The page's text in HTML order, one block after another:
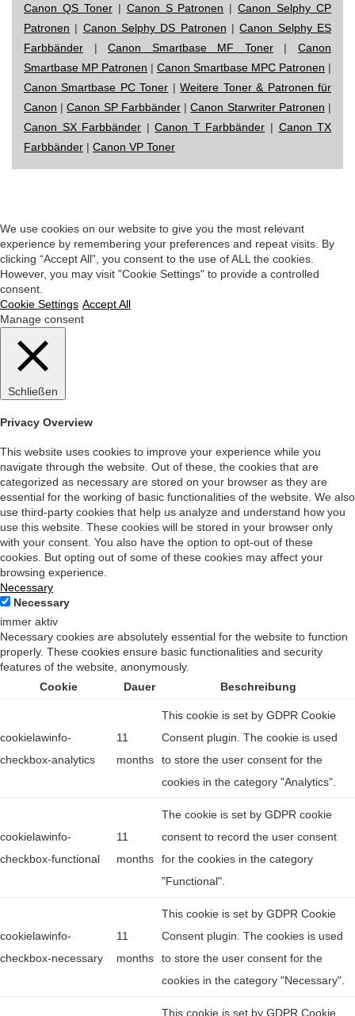
Canon QS Toner| Canon S Patronen |Canon Selphy CP
Patronen | Canon Selphy DS Patronen |Canon Selphy ES
Farbbänder |Canon Smartbase MF Toner|Canon
Smartbase MP Patronen | Canon Smartbase MPC Patronen |
Canon Smartbase PC Toner |Weitere Toner & Patronen für
Canon |Canon SP Farbbänder|Canon Starwriter Patronen |
Canon SX Farbbänder |Canon T Farbbänder | Canon TX
Farbbänder | Canon VP Toner
We use cookies on our website to give you the most relevant
experience by remembering your preferences and repeat visits. By
clicking “Accept All”, you consent to the use of ALL the cookies.
However, you may visit "Cookie Settings" to provide a controlled
consent.
Cookie Settings Accept All
Manage consent
Schließen
Privacy Overview
This website uses cookies to improve your experience while you
navigate through the website. Out of these, the cookies that are
categorized as necessary are stored on your browser as they are
essential for the working of basic functionalities of the website. We also
use third-party cookies that help us analyze and understand how you
use this website. These cookies will be stored in your browser only
with your consent. You also have the option to opt-out of these
cookies. But opting out of some of these cookies may affect your
browsing experience.
Necessary
Necessary
immer aktiv
Necessary cookies are absolutely essential for the website to function
properly. These cookies ensure basic functionalities and security
features of the website, anonymously.
Cookie
Dauer Beschreibung
cookielawinfo-
checkbox-analytics
11
months
This cookie is set by GDPR Cookie
Consent plugin. The cookie is used
to store the user consent for the
cookies in the category "Analytics".
cookielawinfo-
checkbox-functional
11
months
The cookie is set by GDPR cookie
consent to record the user consent
for the cookies in the category
"Functional".
cookielawinfo-
checkbox-necessary
11
months
This cookie is set by GDPR Cookie
Consent plugin. The cookies is used
to store the user consent for the
cookies in the category "Necessary".
This cookie is set by GDPR Cookie